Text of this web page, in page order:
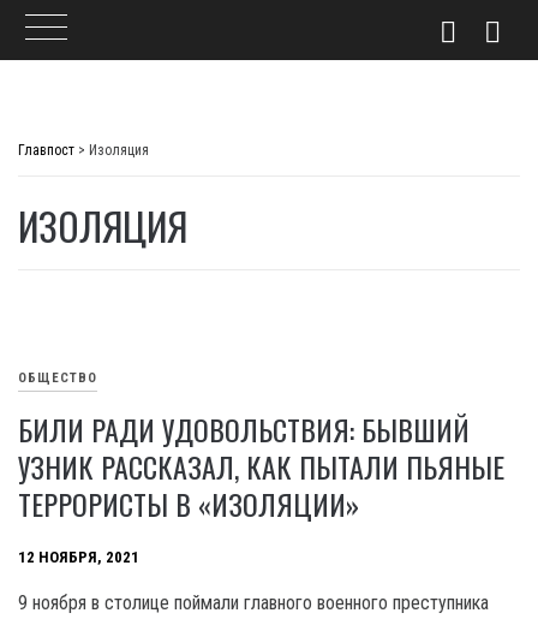
Главпост > Изоляция
ИЗОЛЯЦИЯ
ОБЩЕСТВО
БИЛИ РАДИ УДОВОЛЬСТВИЯ: БЫВШИЙ
УЗНИК РАССКАЗАЛ, КАК ПЫТАЛИ ПЬЯНЫЕ
ТЕРРОРИСТЫ В «ИЗОЛЯЦИИ»
12 НОЯБРЯ, 2021
9 ноября в столице поймали главного военного преступника